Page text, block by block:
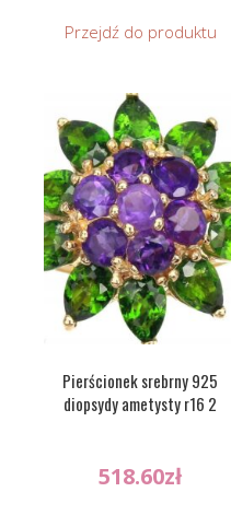
Przejdź do produktu
Pierścionek srebrny 925
diopsydy ametysty r16 2
518.60zł